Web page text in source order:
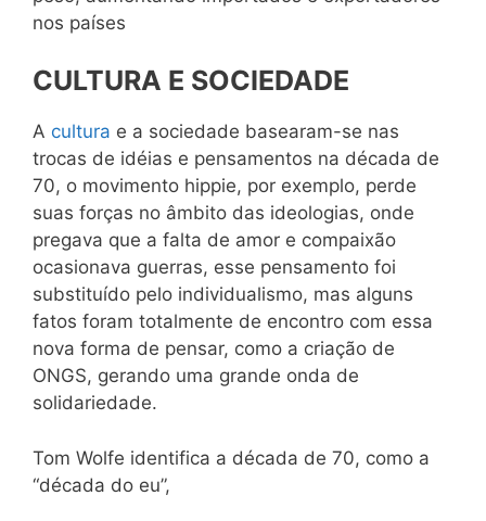
nos países
CULTURA E SOCIEDADE
A cultura e a sociedade basearam-se nas
trocas de idéias e pensamentos na década de
70, o movimento hippie, por exemplo, perde
suas forças no âmbito das ideologias, onde
pregava que a falta de amor e compaixão
ocasionava guerras, esse pensamento foi
substituído pelo individualismo, mas alguns
fatos foram totalmente de encontro com essa
nova forma de pensar, como a criação de
ONGS, gerando uma grande onda de
solidariedade.
Tom Wolfe identifica a década de 70, como a
“década do eu”,